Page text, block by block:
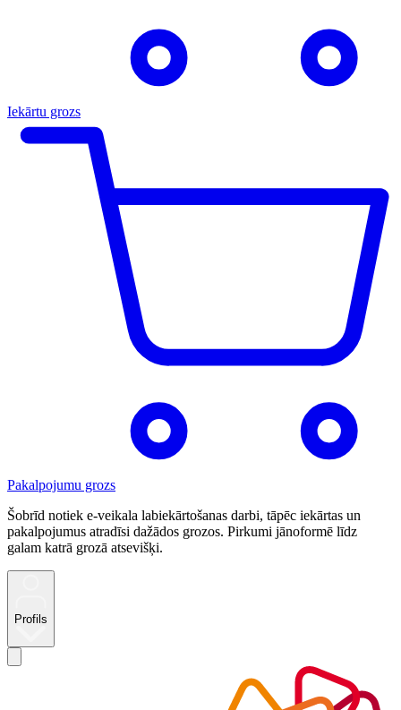
Iekārtu grozs
Pakalpojumu grozs
Šobrīd notiek e-veikala labiekārtošanas darbi, tāpēc iekārtas un
pakalpojumus atradīsi dažādos grozos. Pirkumi jānoformē līdz
galam katrā grozā atsevišķi.
Profils